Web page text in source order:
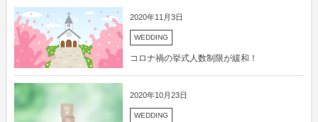
2020年11月3日
WEDDING
コロナ禍の挙式人数制限が緩和！
2020年10月23日
WEDDING